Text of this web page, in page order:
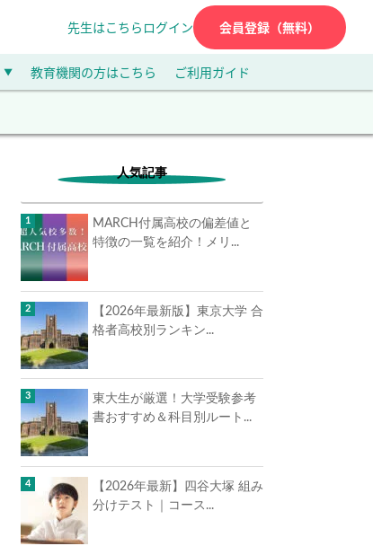
先生はこちら ログイン 会員登録（無料）
▼ 教育機関の方はこちら ご利用ガイド
人気記事
MARCH付属高校の偏差値と
特徴の一覧を紹介！メリ...
【2026年最新版】東京大学 合
格者高校別ランキン...
東大生が厳選！大学受験参考
書おすすめ＆科目別ルート...
【2026年最新】四谷大塚 組み
分けテスト｜コース...